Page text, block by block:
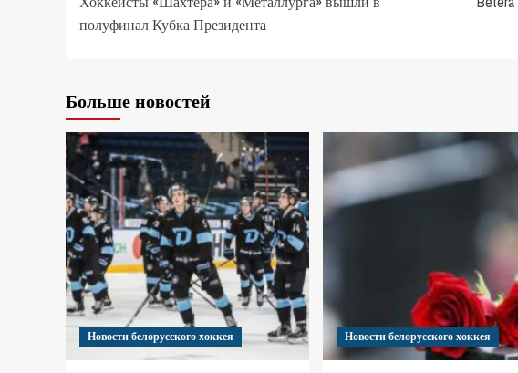
полуфинал Кубка Президента
Больше новостей
Новости белорусского хоккея Новости белорусского хоккея